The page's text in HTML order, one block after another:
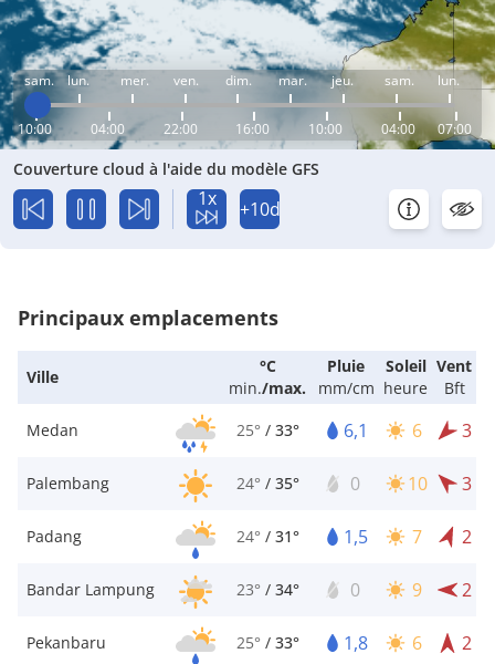
sam. lun. mer. ven. dim. mar. jeu. sam. lun.
10:00 04:00 22:00 16:00 10:00 04:00 07:00
Couverture cloud à l'aide du modèle GFS
1x +10d
Principaux emplacements
Ville
°C
min./max.
Pluie
mm/cm
Soleil
heure
Vent
Bft
Medan
25° / 33° 6,1 6 3
Palembang 24° / 35° 0 10 3
Padang 24° / 31° 1,5 7 2
Bandar Lampung 23° / 34° 0 9 2
Pekanbaru 25° / 33° 1,8 6 2